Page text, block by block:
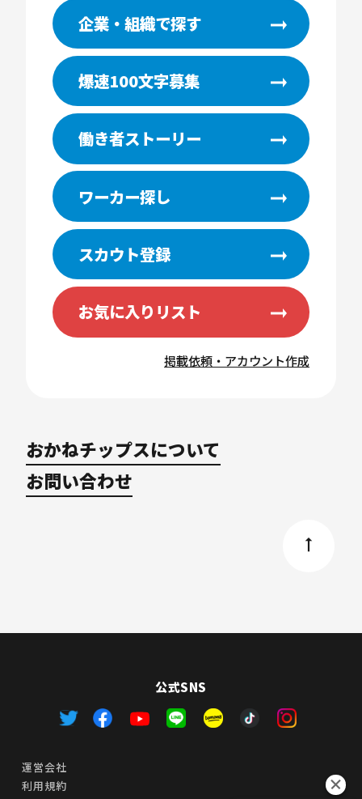
企業・組織で探す
爆速100文字募集
働き者ストーリー
ワーカー探し
スカウト登録
お気に入りリスト
掲載依頼・アカウント作成
おかねチップスについて
お問い合わせ
公式SNS
運営会社
利用規約